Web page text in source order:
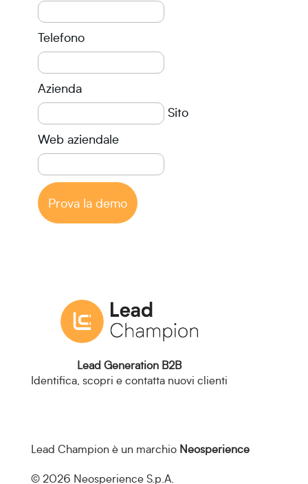
Telefono
Azienda
Sito
Web aziendale
Prova la demo
Lead Generation B2B
Identifica, scopri e contatta nuovi clienti
Lead Champion è un marchio Neosperience
© 2026 Neosperience S.p.A.